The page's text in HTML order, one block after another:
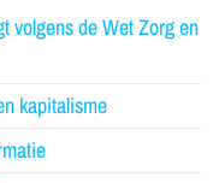
volgens de Wet Zorg en
kapitalisme